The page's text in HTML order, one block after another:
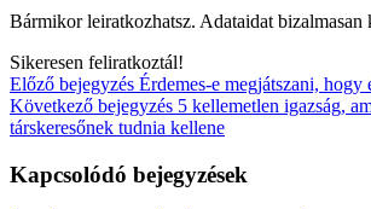
Bármikor leiratkozhatsz. Adataidat bizalmasan
Sikeresen feliratkoztál!
Előző bejegyzés Érdemes-e megjátszani, hogy
Következő bejegyzés 5 kellemetlen igazság,
társkeresőnek tudnia kellene
Kapcsolódó bejegyzések